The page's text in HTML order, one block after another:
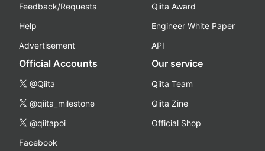
Feedback/Requests
Help
Advertisement
Qiita Award
Engineer White Paper
API
Official Accounts
@Qiita
@qiita_milestone
@qiitapoi
Facebook
Our service
Qiita Team
Qiita Zine
Official Shop